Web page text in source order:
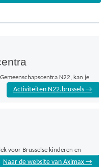
N22, kan je
Activiteiten N22.brussels →
voor Brusselse kinderen en
Naar de website van Aximax →